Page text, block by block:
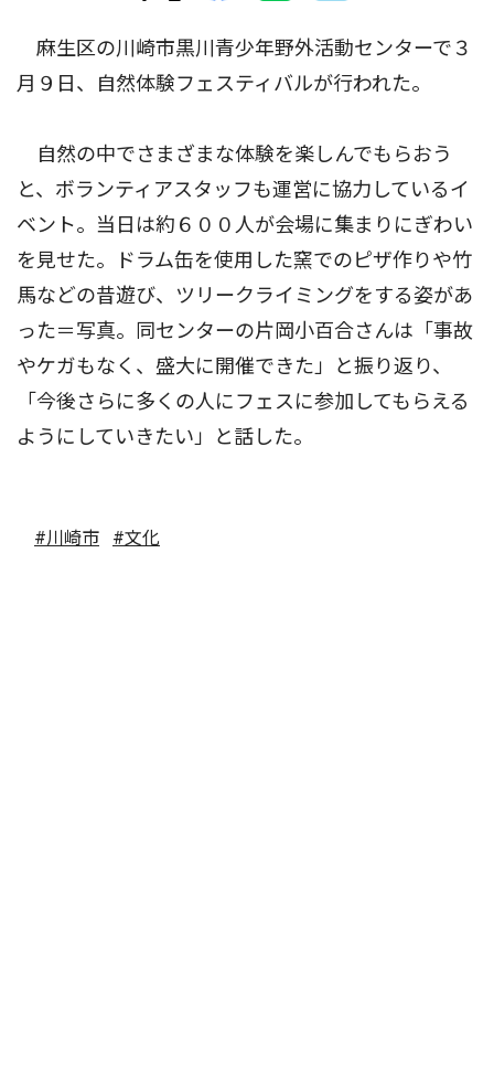
麻生区の川崎市黒川青少年野外活動センターで３
月９日、自然体験フェスティバルが行われた。
自然の中でさまざまな体験を楽しんでもらおう
と、ボランティアスタッフも運営に協力しているイ
ベント。当日は約６００人が会場に集まりにぎわい
を見せた。ドラム缶を使用した窯でのピザ作りや竹
馬などの昔遊び、ツリークライミングをする姿があ
った＝写真。同センターの片岡小百合さんは「事故
やケガもなく、盛大に開催できた」と振り返り、
「今後さらに多くの人にフェスに参加してもらえる
ようにしていきたい」と話した。
#川崎市 #文化